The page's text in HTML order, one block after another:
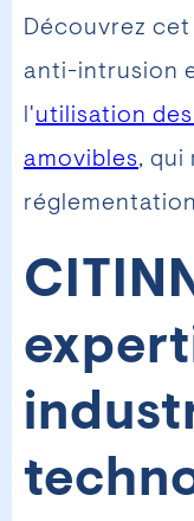
Découvrez
anti-intrusion
l'utilisation
amovibles, qui